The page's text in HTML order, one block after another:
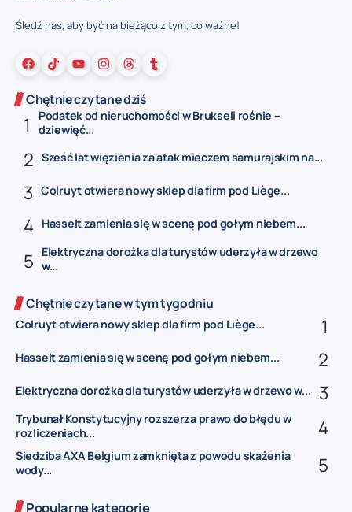
Śledź nas, aby być na bieżąco z tym, co ważne!
Chętnie czytane dziś
Podatek od nieruchomości w Brukseli rośnie –
dziewięć...
Sześć lat więzienia za atak mieczem samurajskim na...
Colruyt otwiera nowy sklep dla firm pod Liège...
Hasselt zamienia się w scenę pod gołym niebem...
Elektryczna dorożka dla turystów uderzyła w drzewo
w...
Chętnie czytane w tym tygodniu
Colruyt otwiera nowy sklep dla firm pod Liège...
Hasselt zamienia się w scenę pod gołym niebem...
Elektryczna dorożka dla turystów uderzyła w drzewo w...
Trybunał Konstytucyjny rozszerza prawo do błędu w
rozliczeniach...
Siedziba AXA Belgium zamknięta z powodu skażenia
wody...
Popularne kategorie